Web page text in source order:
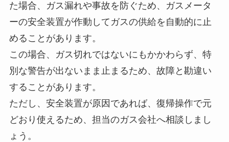
た場合、ガス漏れや事故を防ぐため、ガスメータ
ーの安全装置が作動してガスの供給を自動的に止
めることがあります。
この場合、ガス切れではないにもかかわらず、特
別な警告が出ないまま止まるため、故障と勘違い
することがあります。
ただし、安全装置が原因であれば、復帰操作で元
どおり使えるため、担当のガス会社へ相談しまし
ょう。